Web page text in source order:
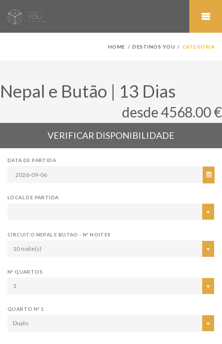
HOME DESTINOS YOU CATEGORIA
Nepal e Butão | 13 Dias
desde 4568.00 €
VERIFICAR DISPONIBILIDADE
DATA DE PARTIDA
LOCAL DE PARTIDA
CIRCUITO NEPAL E BUTAO - Nº NOITES
10 noite(s)
Nº QUARTOS
1
QUARTO Nº 1
Duplo